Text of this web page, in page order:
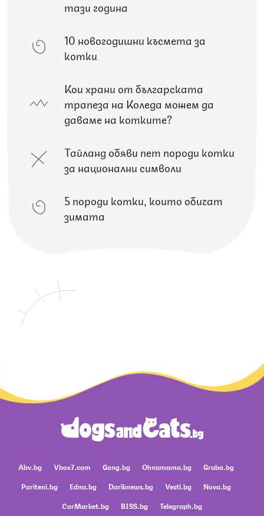
тази година
10 новогодишни късмета за
котки
Кои храни от българската
трапеза на Коледа можем да
даваме на котките?
Тайланд обяви пет породи котки
за национални символи
5 породи котки, които обичат
зимата
Abv.bg Vbox7.com Gong.bg Ohnamama.bg
Grabo.bg
Pariteni.bg
Edna.bg Dariknews.bg Vesti.bg
Nova.bg
CarMarket.bg
BISS.bg Telegraph.bg